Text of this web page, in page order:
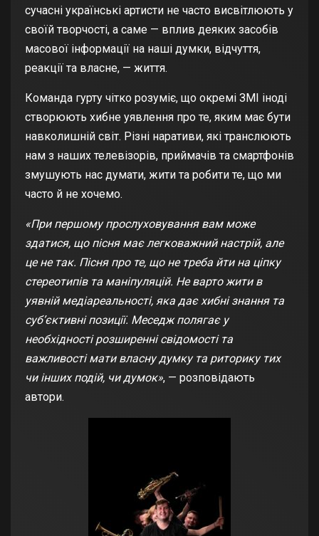
сучасні українські артисти не часто висвітлюють у
своїй творчості, а саме — вплив деяких засобів
масової інформації на наші думки, відчуття,
реакції та власне, — життя.
Команда гурту чітко розуміє, що окремі ЗМІ іноді
створюють хибне уявлення про те, яким має бути
навколишній світ. Різні наративи, які транслюють
нам з наших телевізорів, приймачів та смартфонів
змушують нас думати, жити та робити те, що ми
часто й не хочемо.
«При першому прослуховування вам може
здатися, що пісня має легковажний настрій, але
це не так. Пісня про те, що не треба йти на ціпку
стереотипів та маніпуляцій. Не варто жити в
уявній медіареальності, яка дає хибні знання та
суб’єктивні позиції. Меседж полягає у
необхідності розширенні свідомості та
важливості мати власну думку та риторику тих
чи інших подій, чи думок», — розповідають
автори.